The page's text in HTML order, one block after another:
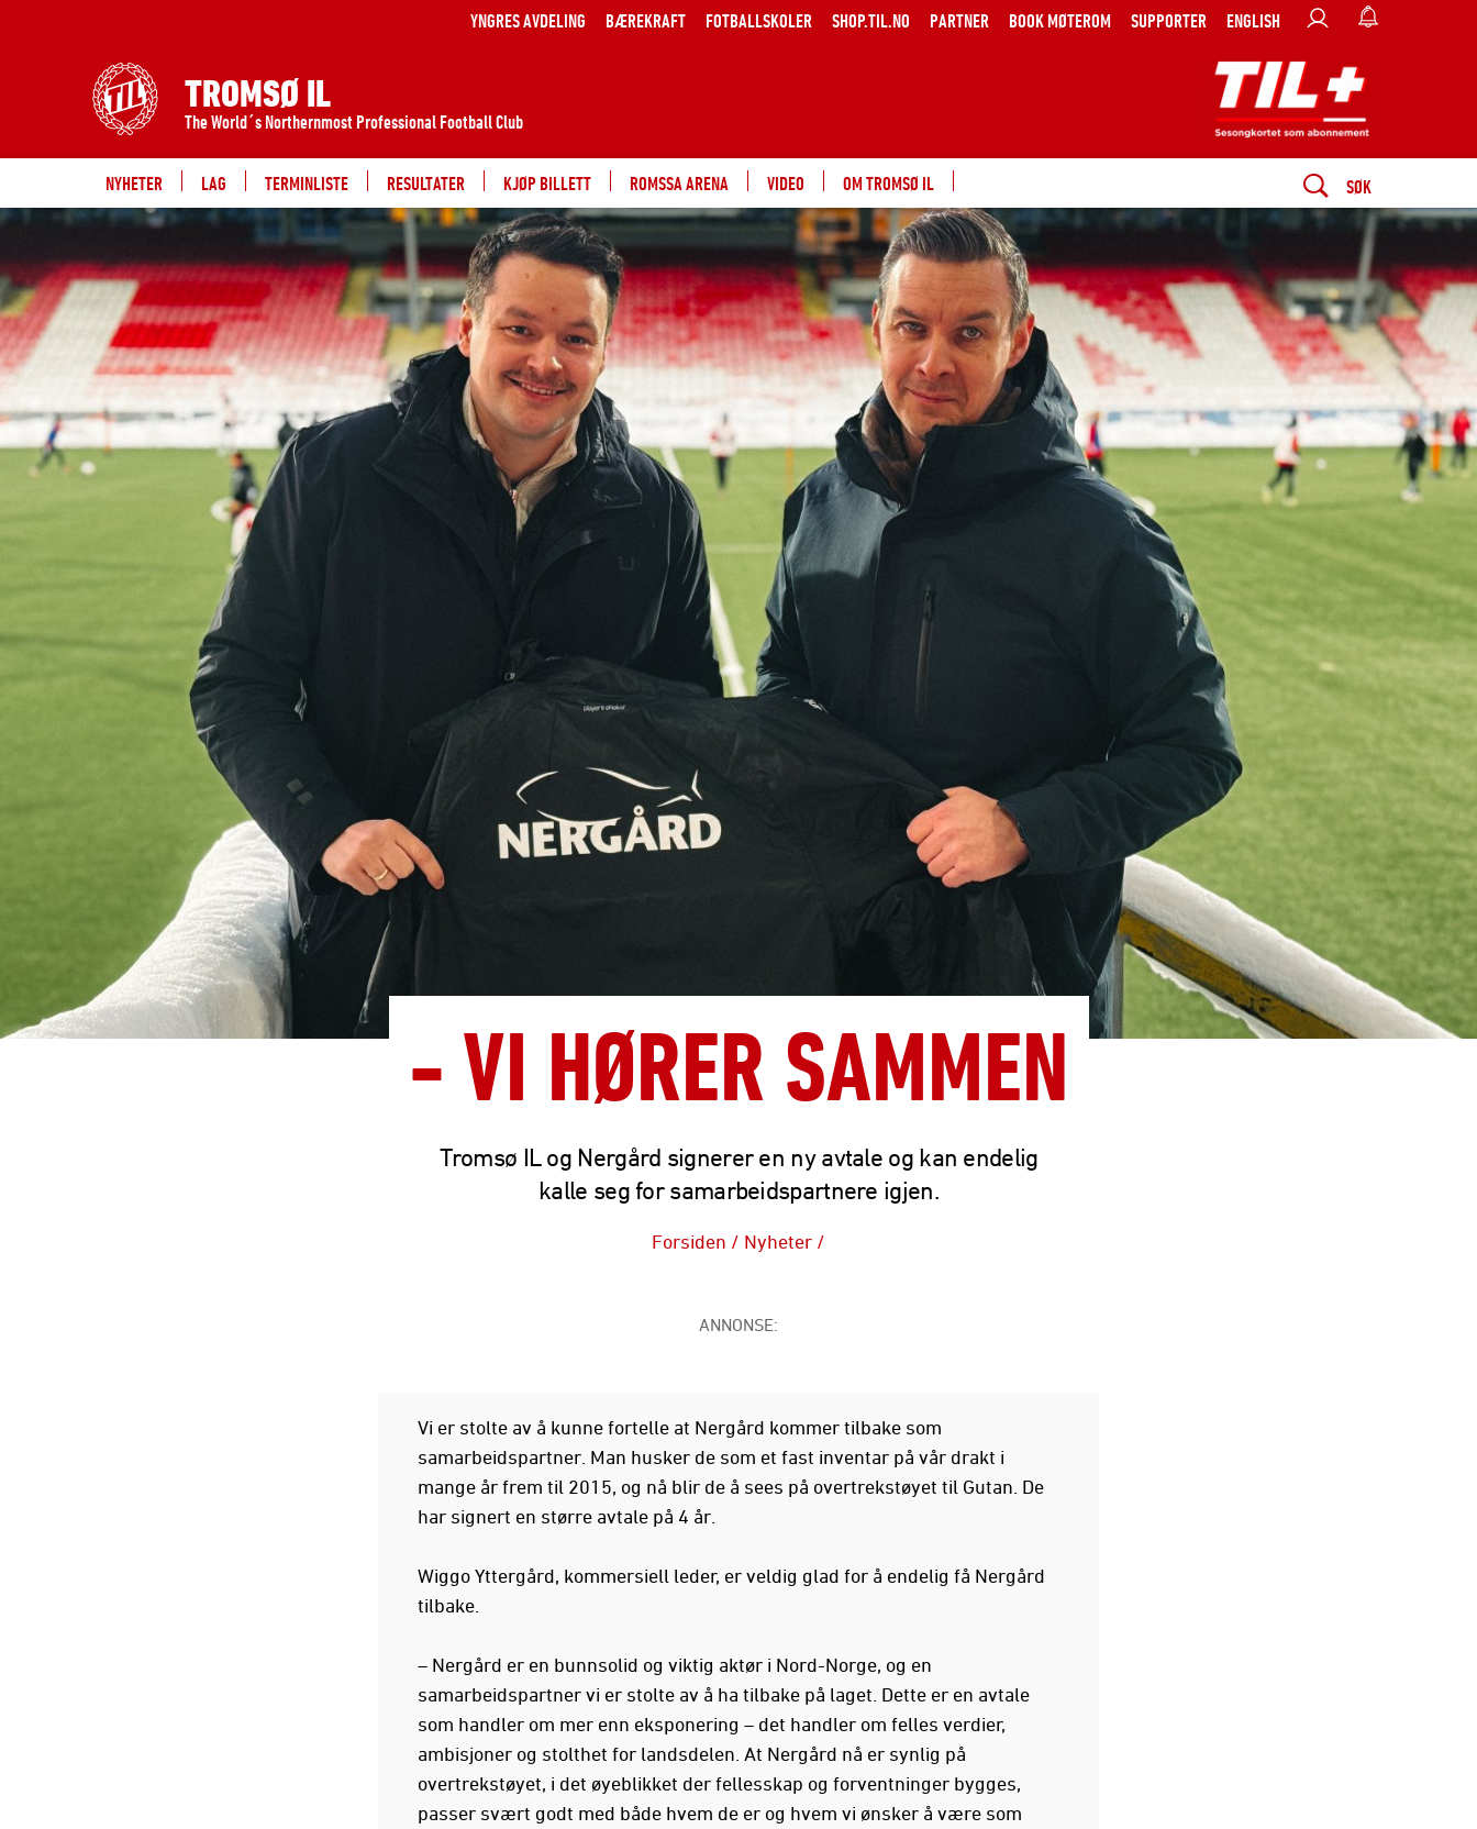
YNGRES AVDELING BÆREKRAFT FOTBALLSKOLER SHOP.TIL.NO PARTNER BOOK MØTEROM SUPPORTER ENGLISH
TROMSØ IL
The World´s Northernmost Professional Football Club
NYHETER LAG TERMINLISTE RESULTATER KJØP BILLETT ROMSSA ARENA VIDEO OM TROMSØ IL SØK
- VI HØRER SAMMEN
Tromsø IL og Nergård signerer en ny avtale og kan endelig
kalle seg for samarbeidspartnere igjen.
Forsiden / Nyheter /
ANNONSE:
Vi er stolte av å kunne fortelle at Nergård kommer tilbake som
samarbeidspartner. Man husker de som et fast inventar på vår drakt i
mange år frem til 2015, og nå blir de å sees på overtrekstøyet til Gutan. De
har signert en større avtale på 4 år.
Wiggo Yttergård, kommersiell leder, er veldig glad for å endelig få Nergård
tilbake.
– Nergård er en bunnsolid og viktig aktør i Nord-Norge, og en
samarbeidspartner vi er stolte av å ha tilbake på laget. Dette er en avtale
som handler om mer enn eksponering – det handler om felles verdier,
ambisjoner og stolthet for landsdelen. At Nergård nå er synlig på
overtrekstøyet, i det øyeblikket der fellesskap og forventninger bygges,
passer svært godt med både hvem de er og hvem vi ønsker å være som